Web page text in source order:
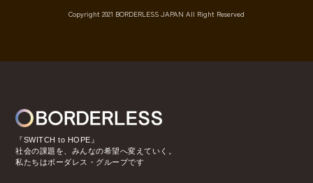
Copyright 2021 BORDERLESS JAPAN All Right Reserved
『SWITCH to HOPE』
社会の課題を、みんなの希望へ変えていく。
私たちはボーダレス・グループです